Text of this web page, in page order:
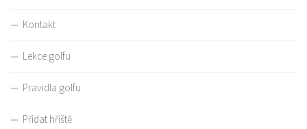
Kontakt
Lekce golfu
Pravidla golfu
Přidat hřiště